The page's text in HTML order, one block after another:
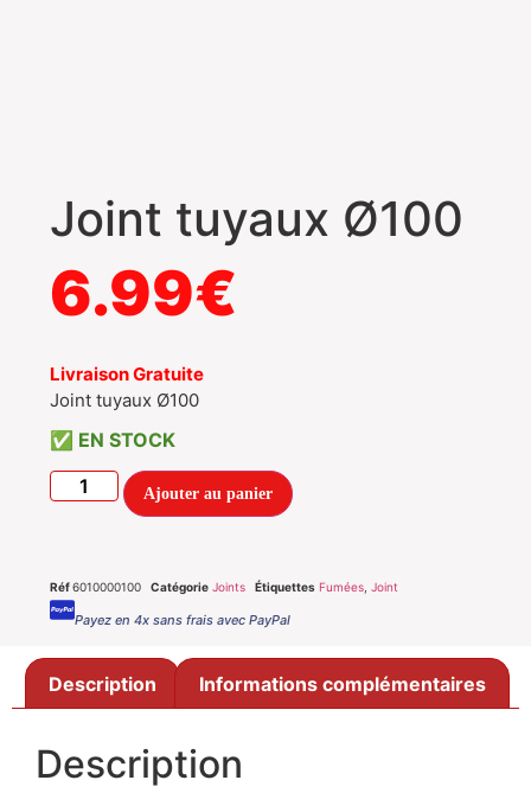
Joint tuyaux Ø100
6.99€
Livraison Gratuite
Joint tuyaux Ø100
EN STOCK
Ajouter au panier
Réf6010000100 Catégorie Joints Étiquettes Fumées Joint
Payez en 4x sans frais avec PayPal
Description Informations complémentaires
Description